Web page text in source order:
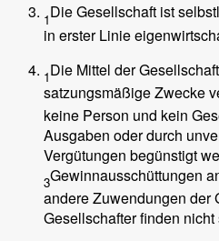
1Die Gesellschaft ist
in erster Linie
1Die Mittel der
satzungsmäßige Zwecke
keine Person und kein
Ausgaben oder durch
Vergütungen begünstigt
3Gewinnausschüttungen
andere Zuwendungen der
Gesellschafter finden nicht